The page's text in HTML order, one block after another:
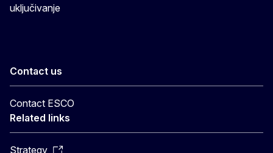
uključivanje
Contact us
Contact ESCO
Related links
Strategy